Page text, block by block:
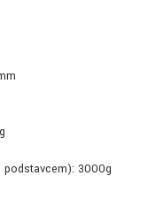
podstavcem): 3000g